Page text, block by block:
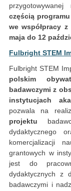
częścią
we współpracy z
maja do 12
Fulbright STEM
Fulbright STEM
polskim
badawczymi z
instytucjach
pozwala na
projektu
dydaktycznego
komercjalizacji
grantowych w
jest do
dydaktycznych z
badawczymi i